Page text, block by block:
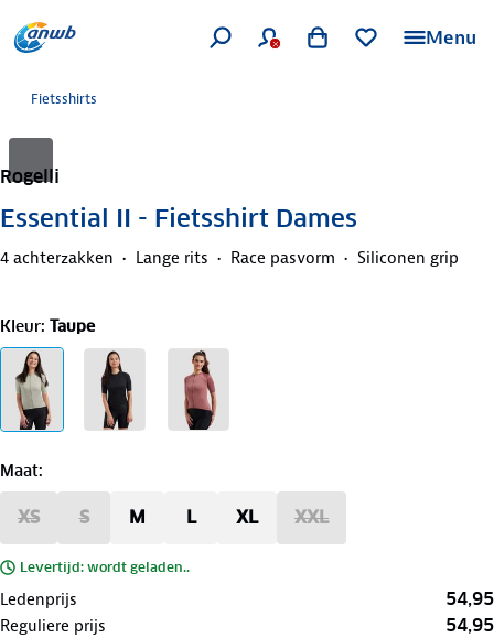
Menu
Fietsshirts
Rogelli
Essential II - Fietsshirt Dames
4 achterzakken Lange rits Race pasvorm Siliconen grip
Kleur: Taupe
Maat:
XS S M L XL XXL
Levertijd: wordt geladen..
Ledenprijs 54,95
Reguliere prijs 54,95